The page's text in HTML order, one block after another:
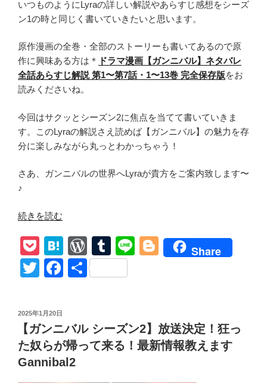
いつものようにLyraの詳しい解説やあらすじ感想をシーズ
ン1の時と同じく書いていきたいと思います。
原作漫画の全巻・全部のストーリーも書いてあるので原
作に興味ある方は＊ ドラマ漫画【ガンニバル】ネタバレ
全話あらすじ解説 第1〜第7話・1〜13巻 完全保存版をお
読みくださいね。
今回はサクッとシーズン2に焦点を当てて書いていきま
す。このLyraの解説さえ読めば【ガンニバル】の魅力を存
分に楽しみながら丸っとわかっちゃう！
さあ、ガンニバルの世界へLyraが貴方をご案内致します〜
♪
“【ガ
ニ
バ
ル
ズ
ン
2】
全
続きを読む
P
o
ck
H
at
e
a
W
or
d
e
ss
T
u
m
r
Li
Bl
er
Share
T
tt
er
F
e
b
o
共
投
日:
2025年1月20日
【ガンニバル シーズン2】放送決定！狂っ
た奴らが帰って来る！最新情報教えます
Gannibal2